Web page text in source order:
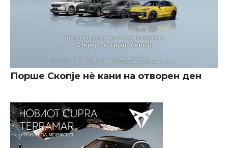
Порше Скопје нè кани на отворен ден